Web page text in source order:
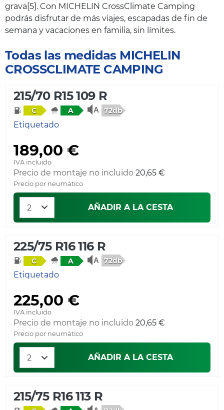
grava[5]. Con MICHELIN CrossClimate Camping
podrás disfrutar de más viajes, escapadas de fin de
semana y vacaciones en familia, sin límites.
Todas las medidas MICHELIN
CROSSCLIMATE CAMPING
215/70 R15 109 R
C A 72db
Etiquetado
189,00 €
IVA incluido
Precio de montaje no incluido 20,65 €
Precio por neumático
AÑADIR A LA CESTA
225/75 R16 116 R
C A 72db
Etiquetado
225,00 €
IVA incluido
Precio de montaje no incluido 20,65 €
Precio por neumático
AÑADIR A LA CESTA
215/75 R16 113 R